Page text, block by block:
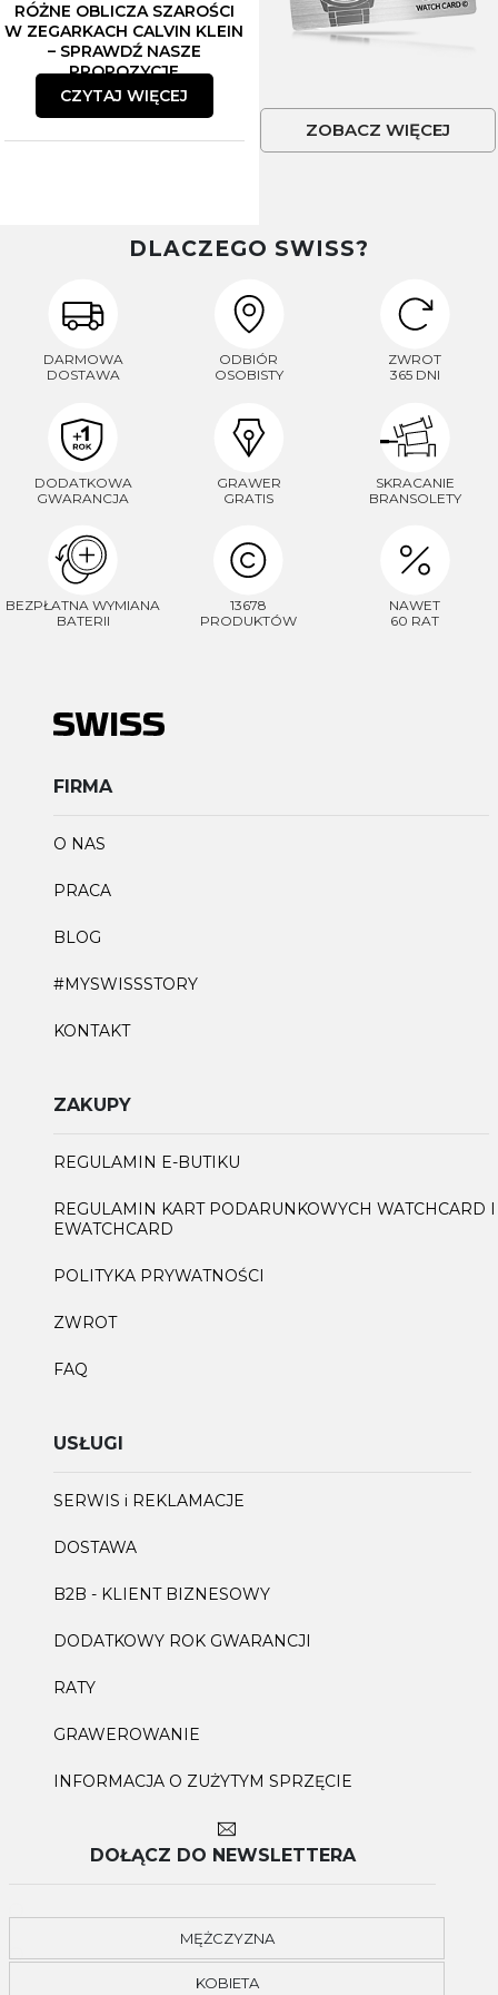
RÓŻNE OBLICZA SZAROŚCI
W ZEGARKACH CALVIN KLEIN
– SPRAWDŹ NASZE
PROPOZYCJE
CZYTAJ WIĘCEJ
ZOBACZ WIĘCEJ
DLACZEGO SWISS?
DARMOWA
DOSTAWA
ODBIÓR
OSOBISTY
ZWROT
365 DNI
DODATKOWA
GWARANCJA
GRAWER
GRATIS
SKRACANIE
BRANSOLETY
BEZPŁATNA WYMIANA
BATERII
13678
PRODUKTÓW
NAWET
60 RAT
FIRMA
O NAS
PRACA
BLOG
#MYSWISSSTORY
KONTAKT
ZAKUPY
REGULAMIN E-BUTIKU
REGULAMIN KART PODARUNKOWYCH WATCHCARD I
EWATCHCARD
POLITYKA PRYWATNOŚCI
ZWROT
FAQ
USŁUGI
SERWIS i REKLAMACJE
DOSTAWA
B2B - KLIENT BIZNESOWY
DODATKOWY ROK GWARANCJI
RATY
GRAWEROWANIE
INFORMACJA O ZUŻYTYM SPRZĘCIE
DOŁĄCZ DO NEWSLETTERA
MĘŻCZYZNA
KOBIETA